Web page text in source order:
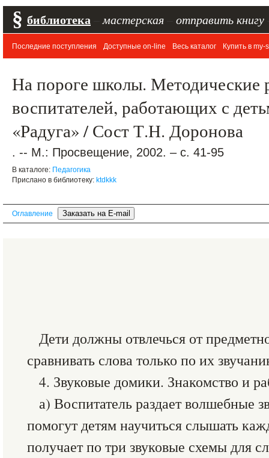
§ библиотека мастерская отправить книгу
Последние поступления Доступные on-line Весь каталог Купить в my-
На пороге школы. Методические
воспитателей, работающих с
«Радуга» / Сост Т.Н. Доронова
. -- М.: Просвещение, 2002. – с. 41-95
В каталоге: Педагогика
Прислано в библиотеку: ktdkkk
Оглавление
Дети должны отвлечься от
сравнивать слова только по их
4. Звуковые домики. Знакомство и
а) Воспитатель раздает волшебные
помогут детям научиться слышать
получает по три звуковые схемы для